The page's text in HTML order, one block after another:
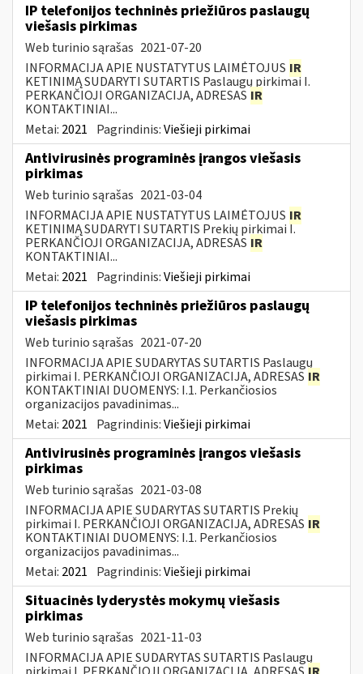
IP telefonijos techninės priežiūros paslaugų
viešasis pirkimas
Web turinio sąrašas 2021-07-20
INFORMACIJA APIE NUSTATYTUS LAIMĖTOJUS IR
KETINIMĄ SUDARYTI SUTARTIS Paslaugų pirkimai I.
PERKANČIOJI ORGANIZACIJA, ADRESAS IR
KONTAKTINIAI...
Metai: 2021 Pagrindinis:Viešieji pirkimai
Antivirusinės programinės įrangos viešasis
pirkimas
Web turinio sąrašas 2021-03-04
INFORMACIJA APIE NUSTATYTUS LAIMĖTOJUS IR
KETINIMĄ SUDARYTI SUTARTIS Prekių pirkimai I.
PERKANČIOJI ORGANIZACIJA, ADRESAS IR
KONTAKTINIAI...
Metai: 2021 Pagrindinis:Viešieji pirkimai
IP telefonijos techninės priežiūros paslaugų
viešasis pirkimas
Web turinio sąrašas 2021-07-20
INFORMACIJA APIE SUDARYTAS SUTARTIS Paslaugų
pirkimai I. PERKANČIOJI ORGANIZACIJA, ADRESAS IR
KONTAKTINIAI DUOMENYS: I.1. Perkančiosios
organizacijos pavadinimas...
Metai: 2021 Pagrindinis:Viešieji pirkimai
Antivirusinės programinės įrangos viešasis
pirkimas
Web turinio sąrašas 2021-03-08
INFORMACIJA APIE SUDARYTAS SUTARTIS Prekių
pirkimai I. PERKANČIOJI ORGANIZACIJA, ADRESAS IR
KONTAKTINIAI DUOMENYS: I.1. Perkančiosios
organizacijos pavadinimas...
Metai: 2021 Pagrindinis:Viešieji pirkimai
Situacinės lyderystės mokymų viešasis
pirkimas
Web turinio sąrašas 2021-11-03
INFORMACIJA APIE SUDARYTAS SUTARTIS Paslaugų